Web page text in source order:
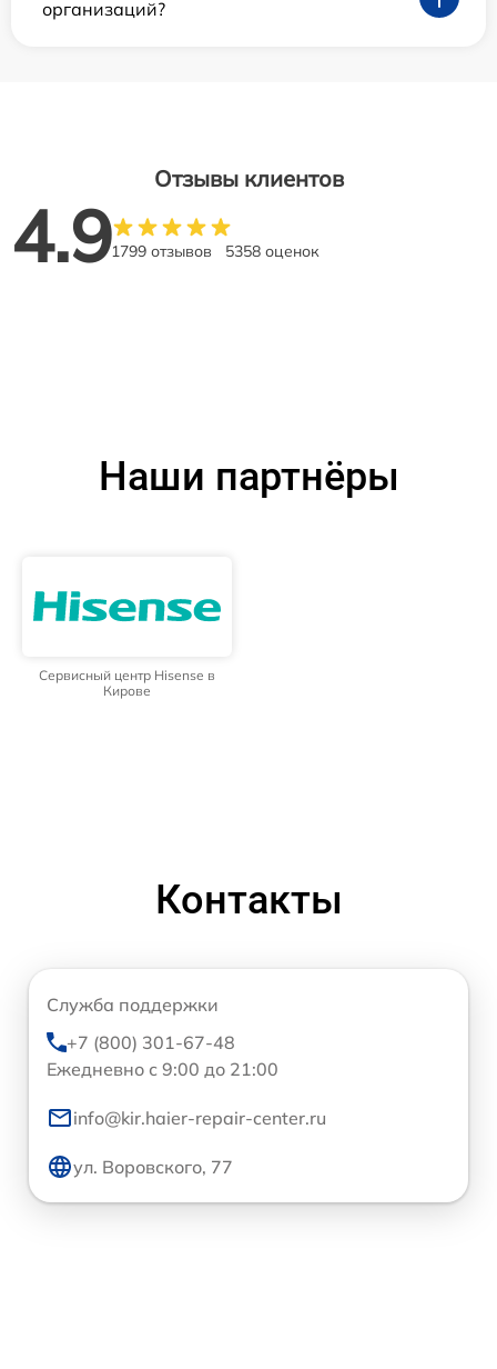
организаций?
Отзывы клиентов
4.91799 отзывов 5358 оценок
Наши партнёры
Сервисный центр Hisense в
Кирове
Контакты
Служба поддержки
+7 (800) 301-67-48
Ежедневно с 9:00 до 21:00
info@kir.haier-repair-center.ru
ул. Воровского, 77